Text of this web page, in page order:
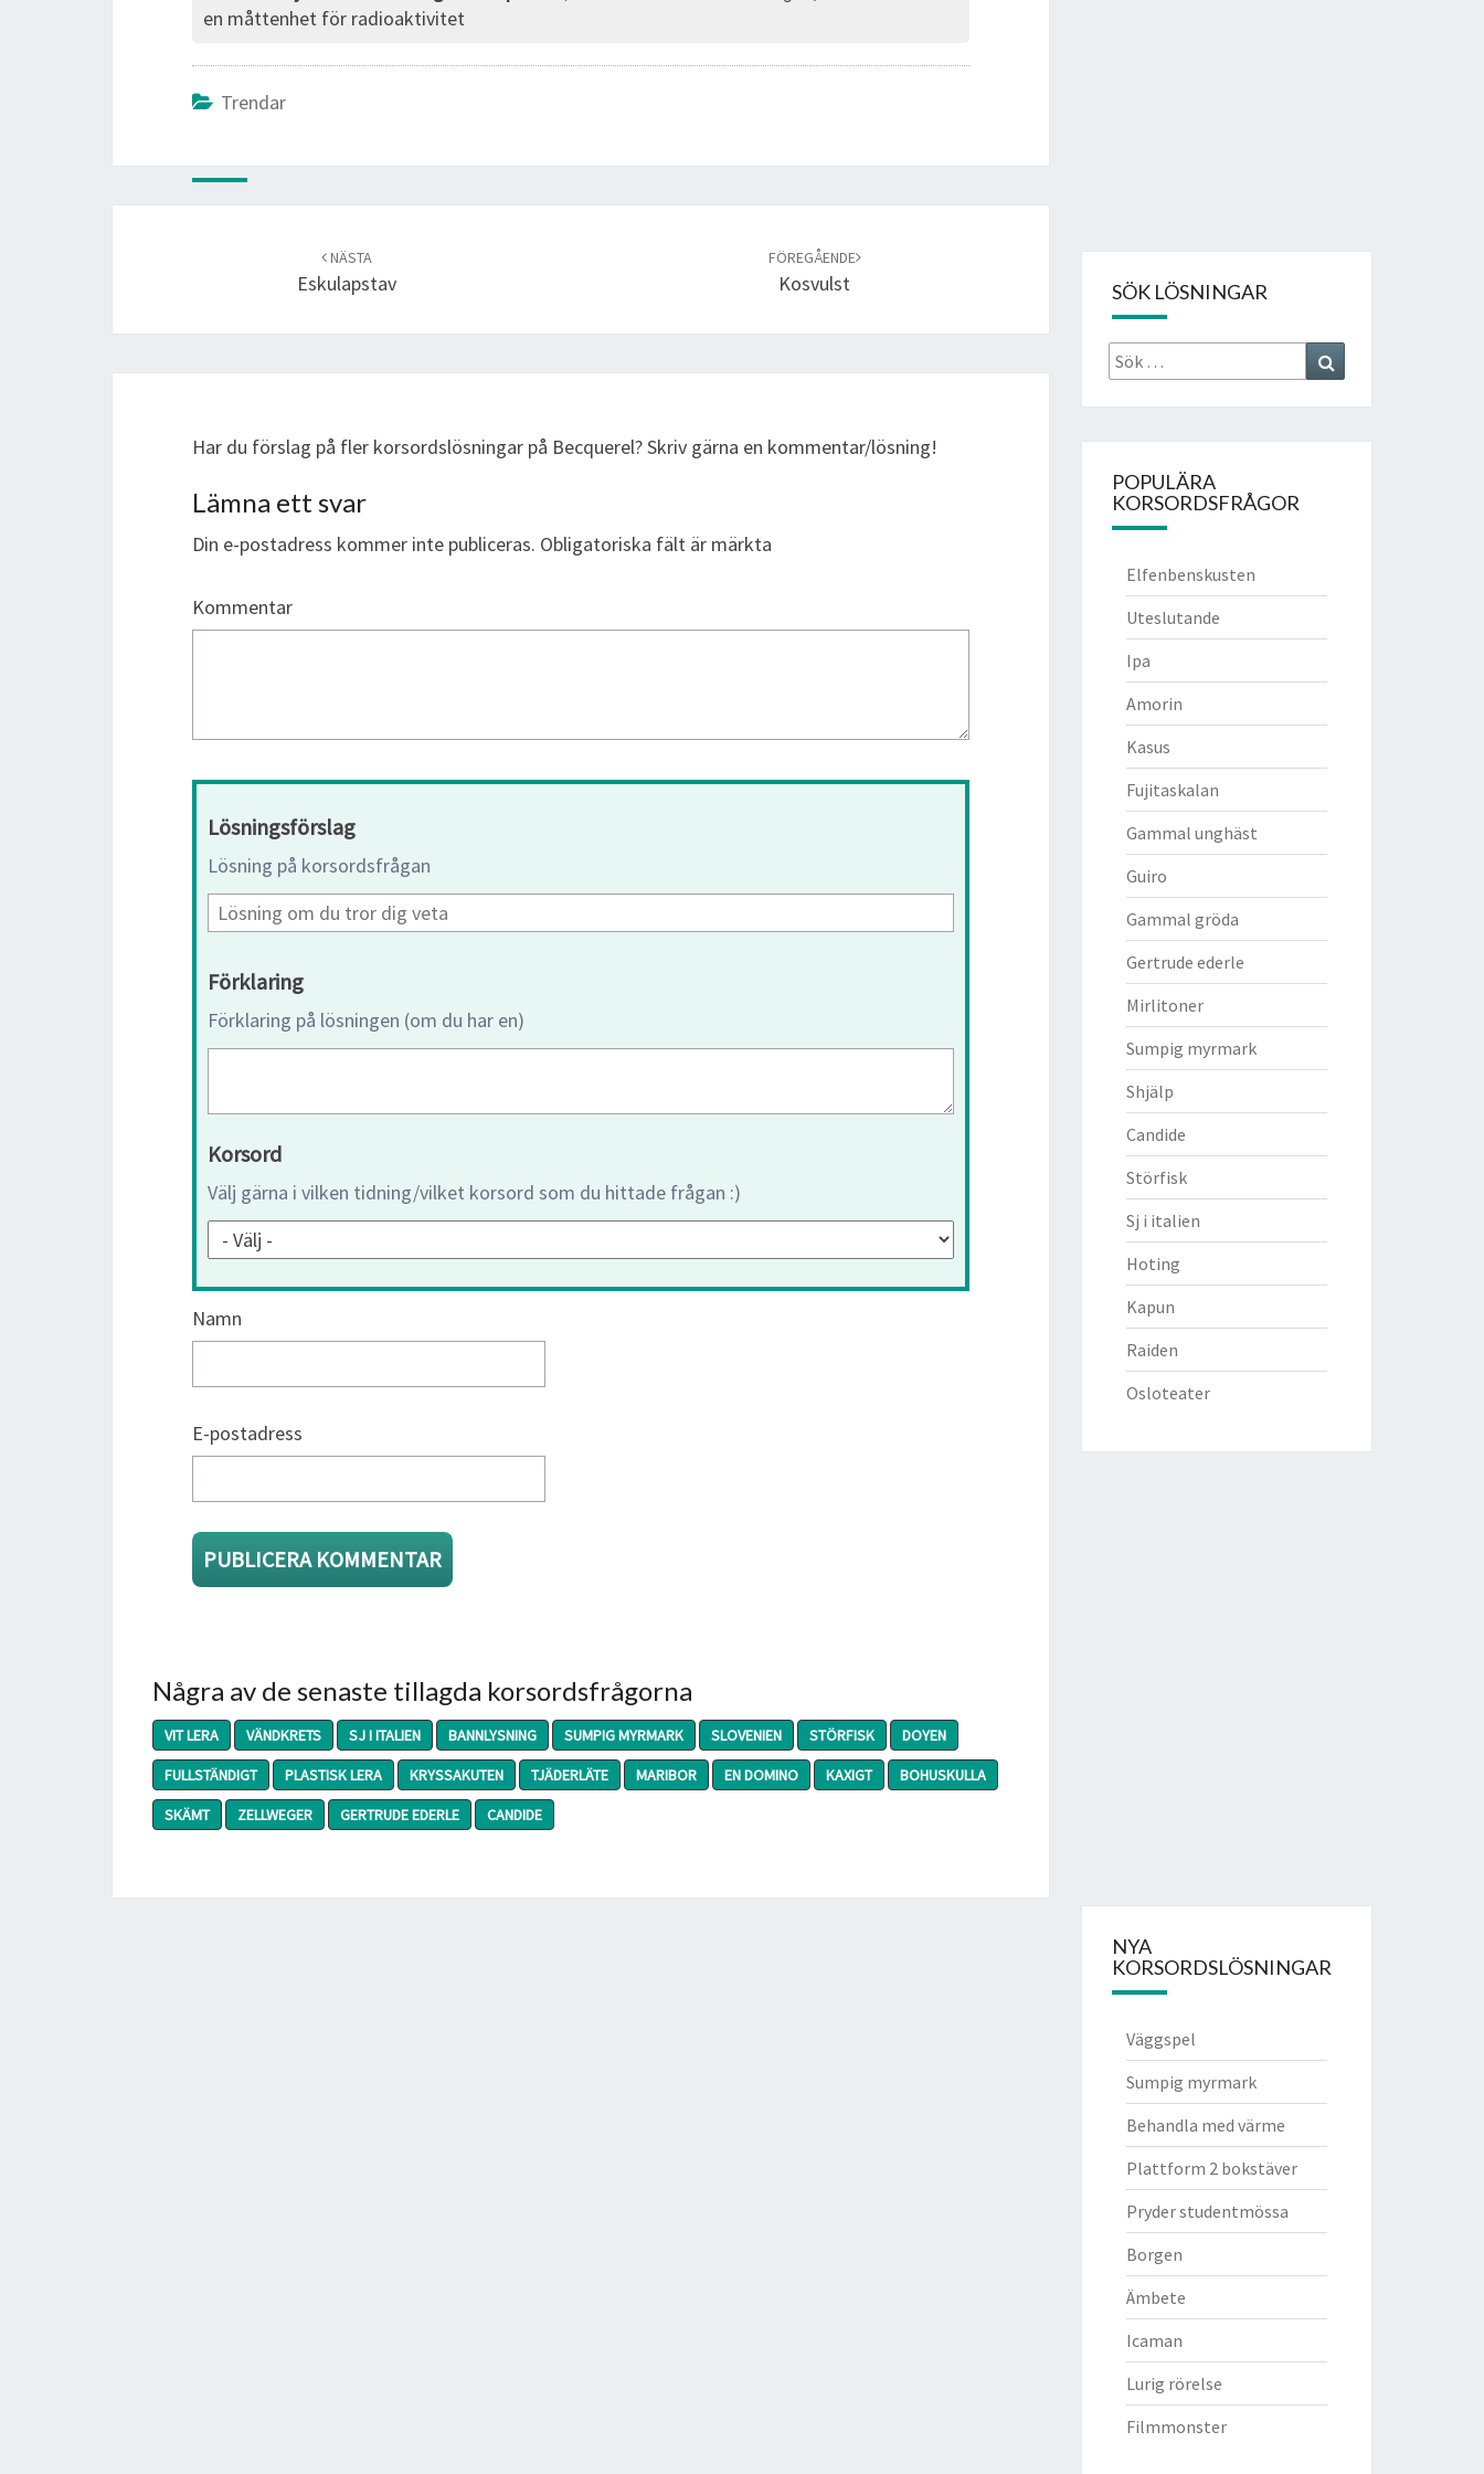
en måttenhet för radioaktivitet
Trendar
NÄSTA
Eskulapstav
FÖREGÅENDE
Kosvulst
Har du förslag på fler korsordslösningar på Becquerel? Skriv gärna en kommentar/lösning!
Lämna ett svar
Din e-postadress kommer inte publiceras. Obligatoriska fält är märkta
Kommentar
Lösningsförslag
Lösning på korsordsfrågan
Förklaring
Förklaring på lösningen (om du har en)
Korsord
Välj gärna i vilken tidning/vilket korsord som du hittade frågan :)
Namn
E-postadress
Några av de senaste tillagda korsordsfrågorna
VIT LERA VÄNDKRETS SJ I ITALIEN BANNLYSNING SUMPIG MYRMARK SLOVENIEN STÖRFISK
DOYEN
FULLSTÄNDIGT
PLASTISK LERA KRYSSAKUTEN TJÄDERLÄTE MARIBOR EN DOMINO KAXIGT
BOHUSKULLA
SKÄMT
ZELLWEGER GERTRUDE EDERLE CANDIDE
SÖK LÖSNINGAR
Sök
efter:
POPULÄRA
KORSORDSFRÅGOR
Elfenbenskusten
Uteslutande
Ipa
Amorin
Kasus
Fujitaskalan
Gammal unghäst
Guiro
Gammal gröda
Gertrude ederle
Mirlitoner
Sumpig myrmark
Shjälp
Candide
Störfisk
Sj i italien
Hoting
Kapun
Raiden
Osloteater
NYA
KORSORDSLÖSNINGAR
Väggspel
Sumpig myrmark
Behandla med värme
Plattform 2 bokstäver
Pryder studentmössa
Borgen
Ämbete
Icaman
Lurig rörelse
Filmmonster